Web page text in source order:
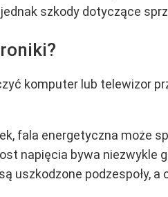
szkody dotyczące
komputer lub telewizor
fala energetyczna może
napięcia bywa niezwykle
uszkodzone podzespoły,